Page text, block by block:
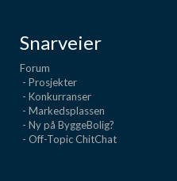
Snarveier
Forum
- Prosjekter
- Konkurranser
- Markedsplassen
- Ny på ByggeBolig?
- Off-Topic ChitChat